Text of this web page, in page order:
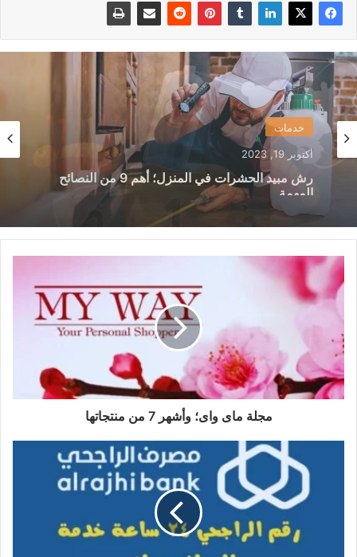
خدمات
أكتوبر 1, 2023
افضل انواع رش الصراصير؛ وأهم 7 طرق وقاية
لمكافحة الصراصير
مجلة
ماى
واى؛
وأشهر
من
منتجاتها
مجلة ماى واى؛ وأشهر 7 من منتجاتها